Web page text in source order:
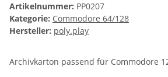
Artikelnummer: PP0207
Kategorie: Commodore 64/128
Hersteller: poly.play
Archivkarton passend für Commodore